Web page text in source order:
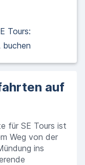
Tours:
buchen
auf
für SE Tours ist
Weg von der
ins